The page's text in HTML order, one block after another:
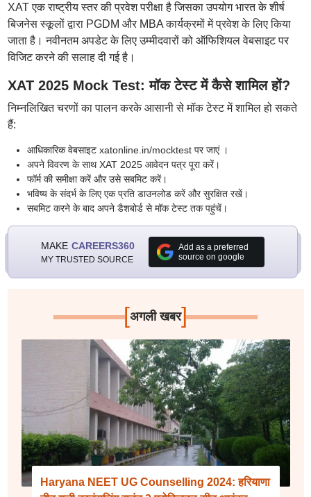
XAT एक राष्ट्रीय स्तर की प्रवेश परीक्षा है जिसका उपयोग भारत के शीर्ष
बिजनेस स्कूलों द्वारा PGDM और MBA कार्यक्रमों में प्रवेश के लिए किया
जाता है। नवीनतम अपडेट के लिए उम्मीदवारों को ऑफिशियल वेबसाइट पर
विजिट करने की सलाह दी गई है।
XAT 2025 Mock Test: मॉक टेस्ट में कैसे शामिल हों?
निम्नलिखित चरणों का पालन करके आसानी से मॉक टेस्ट में शामिल हो सकते
हैं:
आधिकारिक वेबसाइट xatonline.in/mocktest पर जाएं ।
अपने विवरण के साथ XAT 2025 आवेदन पत्र पूरा करें।
फॉर्म की समीक्षा करें और उसे सबमिट करें।
भविष्य के संदर्भ के लिए एक प्रति डाउनलोड करें और सुरक्षित रखें।
सबमिट करने के बाद अपने डैशबोर्ड से मॉक टेस्ट तक पहुंचें।
MAKE CAREERS360
MY TRUSTED SOURCE
Add as a preferred
source on google
[अगली खबर]
Haryana NEET UG Counselling 2024: हरियाणा